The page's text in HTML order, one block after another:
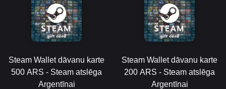
Steam Wallet dāvanu karte
500 ARS - Steam atslēga
Argentīnai
Steam Wallet dāvanu karte
200 ARS - Steam atslēga
Argentīnai